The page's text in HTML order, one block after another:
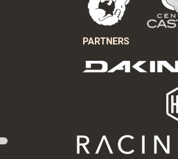
PARTNERS